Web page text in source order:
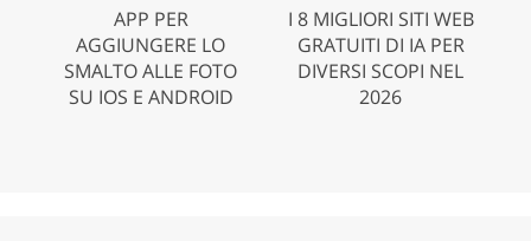
APP PER
AGGIUNGERE LO
SMALTO ALLE FOTO
SU IOS E ANDROID
I 8 MIGLIORI SITI WEB
GRATUITI DI IA PER
DIVERSI SCOPI NEL
2026